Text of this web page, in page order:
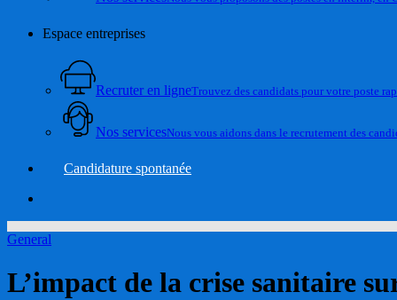
Espace entreprises
Recruter en ligneTrouvez des candidats pour votre poste
Nos servicesNous vous aidons dans le recrutement des
Candidature spontanée
General
L’impact de la crise sanitaire